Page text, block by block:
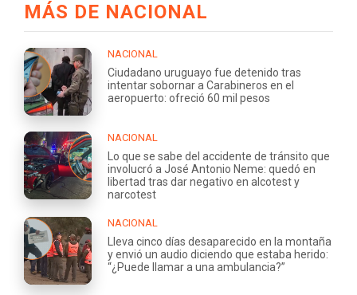
MÁS DE NACIONAL
NACIONAL
Ciudadano uruguayo fue detenido tras
intentar sobornar a Carabineros en el
aeropuerto: ofreció 60 mil pesos
NACIONAL
Lo que se sabe del accidente de tránsito que
involucró a José Antonio Neme: quedó en
libertad tras dar negativo en alcotest y
narcotest
NACIONAL
Lleva cinco días desaparecido en la montaña
y envió un audio diciendo que estaba herido:
“¿Puede llamar a una ambulancia?”